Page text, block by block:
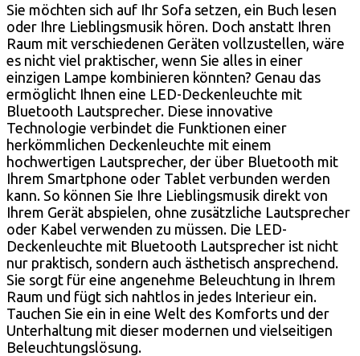
Sie möchten sich auf Ihr Sofa setzen, ein Buch lesen
oder Ihre Lieblingsmusik hören. Doch anstatt Ihren
Raum mit verschiedenen Geräten vollzustellen, wäre
es nicht viel praktischer, wenn Sie alles in einer
einzigen Lampe kombinieren könnten? Genau das
ermöglicht Ihnen eine LED-Deckenleuchte mit
Bluetooth Lautsprecher. Diese innovative
Technologie verbindet die Funktionen einer
herkömmlichen Deckenleuchte mit einem
hochwertigen Lautsprecher, der über Bluetooth mit
Ihrem Smartphone oder Tablet verbunden werden
kann. So können Sie Ihre Lieblingsmusik direkt von
Ihrem Gerät abspielen, ohne zusätzliche Lautsprecher
oder Kabel verwenden zu müssen. Die LED-
Deckenleuchte mit Bluetooth Lautsprecher ist nicht
nur praktisch, sondern auch ästhetisch ansprechend.
Sie sorgt für eine angenehme Beleuchtung in Ihrem
Raum und fügt sich nahtlos in jedes Interieur ein.
Tauchen Sie ein in eine Welt des Komforts und der
Unterhaltung mit dieser modernen und vielseitigen
Beleuchtungslösung.